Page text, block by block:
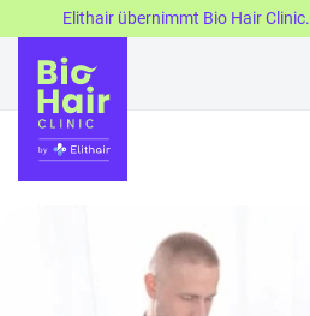
Elithair übernimmt Bio Hair Clinic.